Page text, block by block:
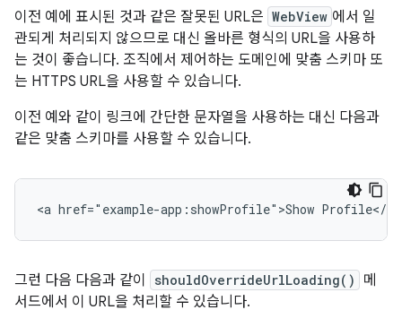
이전 예에 표시된 것과 같은 잘못된 URL은 WebView 에서 일
관되게 처리되지 않으므로 대신 올바른 형식의 URL을 사용하
는 것이 좋습니다. 조직에서 제어하는 도메인에 맞춤 스키마 또
는 HTTPS URL을 사용할 수 있습니다.
이전 예와 같이 링크에 간단한 문자열을 사용하는 대신 다음과
같은 맞춤 스키마를 사용할 수 있습니다.
그런 다음 다음과 같이 shouldOverrideUrlLoading()
메
서드에서 이 URL을 처리할 수 있습니다.